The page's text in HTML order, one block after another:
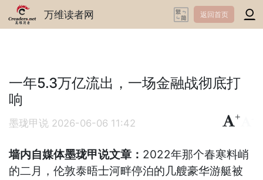
万维读者网 返回首页
一年5.3万亿流出，一场金融战彻底打
响
墨珑甲说 2026-06-06 11:42
+
墙内自媒体墨珑甲说文章： 2022年那个春寒料峭
的二月，伦敦泰晤士河畔停泊的几艘豪华游艇被